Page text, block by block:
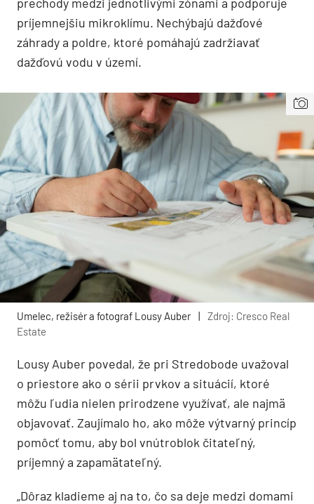
príjemnejšiu mikroklímu. Nechýbajú dažďové
záhrady a poldre, ktoré pomáhajú zadržiavať
dažďovú vodu v území.
Umelec, režisér a fotograf Lousy Auber |
Zdroj: Cresco Real
Estate
Lousy Auber povedal, že pri Stredobode uvažoval
o priestore ako o sérii prvkov a situácií, ktoré
môžu ľudia nielen prirodzene využívať, ale najmä
objavovať. Zaujímalo ho, ako môže výtvarný princíp
pomôcť tomu, aby bol vnútroblok čitateľný,
príjemný a zapamätateľný.
„Dôraz kladieme aj na to, čo sa deje medzi domami